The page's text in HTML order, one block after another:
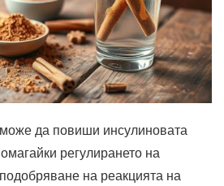
да повиши инсулиновата
регулирането на
на реакцията на